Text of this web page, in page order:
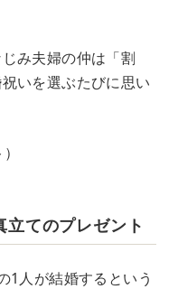
み夫婦の仲は「割
いを選ぶたびに思い
てのプレゼント
1人が結婚するという